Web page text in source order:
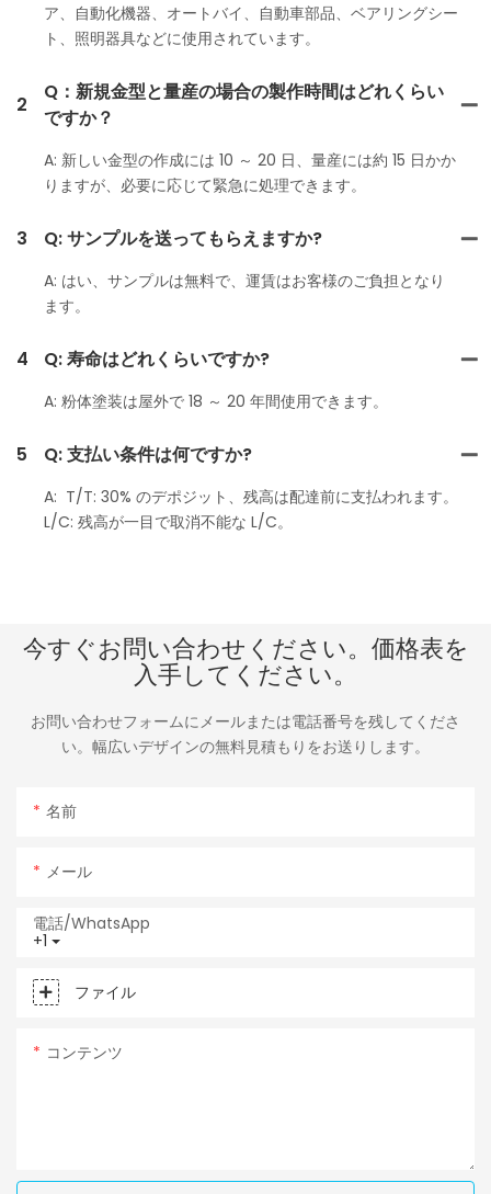
ア、自動化機器、オートバイ、自動車部品、ベアリングシー
ト、照明器具などに使用されています。
2
Q：新規金型と量産の場合の製作時間はどれくらい
ですか？
A: 新しい金型の作成には 10 ～ 20 日、量産には約 15 日かか
りますが、必要に応じて緊急に処理できます。
3 Q: サンプルを送ってもらえますか?
A: はい、サンプルは無料で、運賃はお客様のご負担となり
ます。
4 Q: 寿命はどれくらいですか?
A: 粉体塗装は屋外で 18 ～ 20 年間使用できます。
5 Q: 支払い条件は何ですか?
A: T/T: 30% のデポジット、残高は配達前に支払われます。
L/C: 残高が一目で取消不能な L/C。
今すぐお問い合わせください。価格表を
入手してください。
お問い合わせフォームにメールまたは電話番号を残してくださ
い。幅広いデザインの無料見積もりをお送りします。
名前
メール
+1
電話/WhatsApp
ファイル
コンテンツ